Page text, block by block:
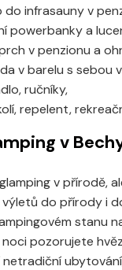
do infrasauny v
powerbanky a
v penzionu a
v barelu s sebou
ručníky,
repelent,
v
v přírodě,
do přírody i
stanu
pozorujete